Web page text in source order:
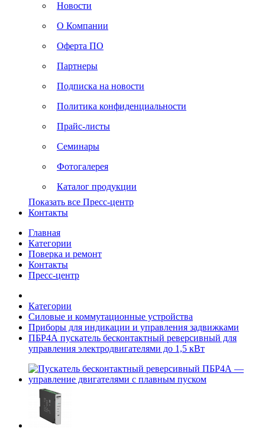
Новости
О Компании
Оферта ПО
Партнеры
Подписка на новости
Политика конфиденциальности
Прайс-листы
Семинары
Фотогалерея
Каталог продукции
Показать все Пресс-центр
Контакты
Главная
Категории
Поверка и ремонт
Контакты
Пресс-центр
Категории
Силовые и коммутационные устройства
Приборы для индикации и управления задвижками
ПБР4А пускатель бесконтактный реверсивный для
управления электродвигателями до 1,5 кВт